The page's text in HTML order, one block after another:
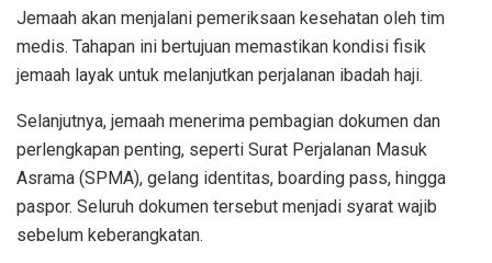
Jemaah akan menjalani pemeriksaan kesehatan oleh tim
medis. Tahapan ini bertujuan memastikan kondisi fisik
jemaah layak untuk melanjutkan perjalanan ibadah haji.
Selanjutnya, jemaah menerima pembagian dokumen dan
perlengkapan penting, seperti Surat Perjalanan Masuk
Asrama (SPMA), gelang identitas, boarding pass, hingga
paspor. Seluruh dokumen tersebut menjadi syarat wajib
sebelum keberangkatan.